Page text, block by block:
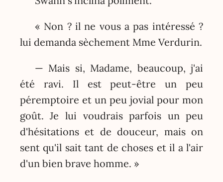
« Non ? il ne vous a pas intéressé ?
lui demanda sèchement Mme Verdurin.
— Mais si, Madame, beaucoup, j'ai
été ravi. Il est peut-être un peu
péremptoire et un peu jovial pour mon
goût. Je lui voudrais parfois un peu
d'hésitations et de douceur, mais on
sent qu'il sait tant de choses et il a l'air
d'un bien brave homme. »